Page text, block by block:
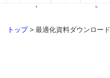
トップ> 最適化資料ダウンロード